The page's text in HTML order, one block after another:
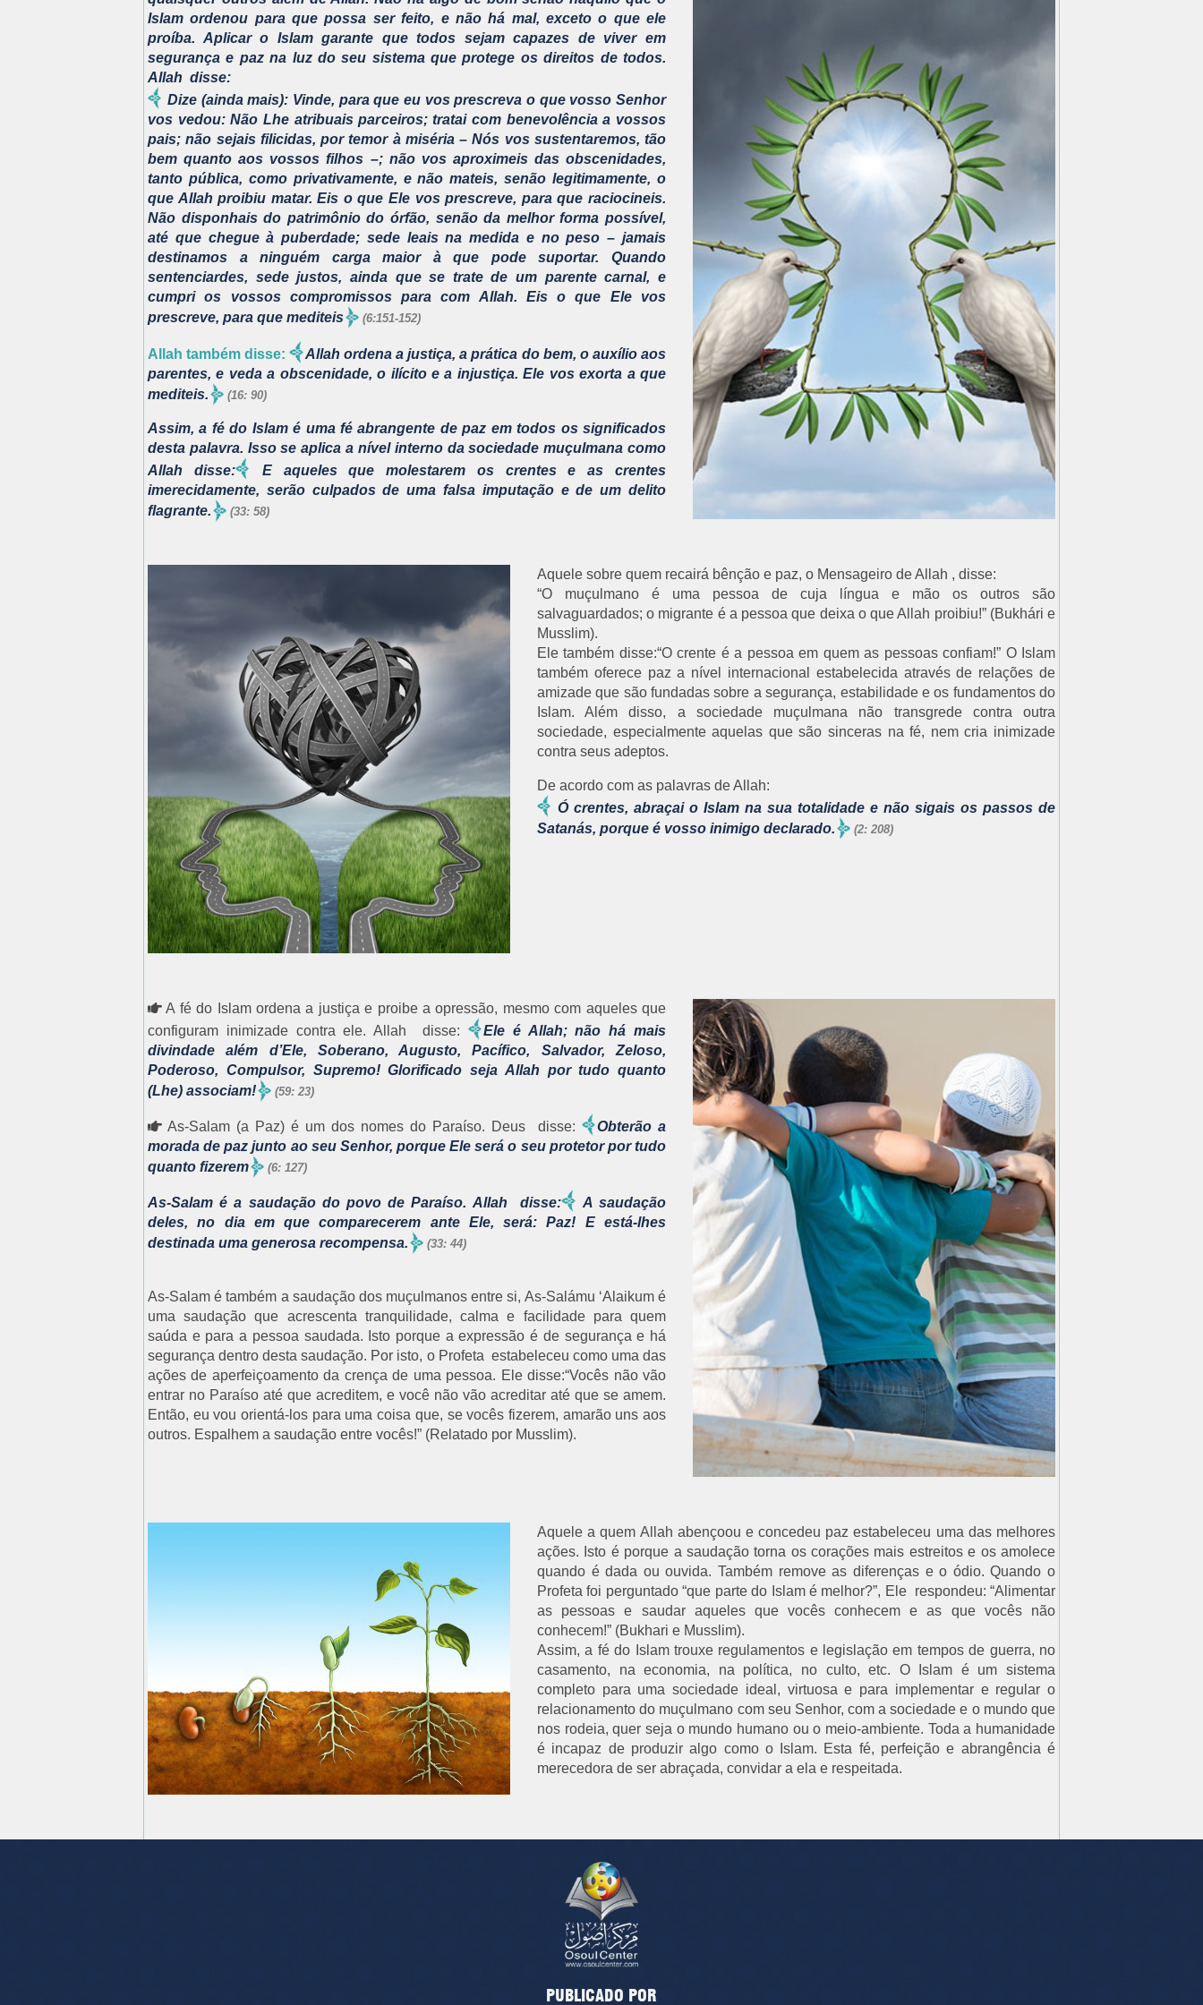
Islam ordenou para que possa ser feito, e não há mal, exceto o que ele
proíba. Aplicar o Islam garante que todos sejam capazes de viver em
segurança e paz na luz do seu sistema que protege os direitos de todos.
Allah disse:
Dize (ainda mais): Vinde, para que eu vos prescreva o que vosso Senhor
vos vedou: Não Lhe atribuais parceiros; tratai com benevolência a vossos
pais; não sejais filicidas, por temor à miséria – Nós vos sustentaremos, tão
bem quanto aos vossos filhos –; não vos aproximeis das obscenidades,
tanto pública, como privativamente, e não mateis, senão legitimamente, o
que Allah proibiu matar. Eis o que Ele vos prescreve, para que raciocineis.
Não disponhais do patrimônio do órfão, senão da melhor forma possível,
até que chegue à puberdade; sede leais na medida e no peso – jamais
destinamos a ninguém carga maior à que pode suportar. Quando
sentenciardes, sede justos, ainda que se trate de um parente carnal, e
cumpri os vossos compromissos para com Allah. Eis o que Ele vos
prescreve, para que mediteis
(6:151-152)
Allah também disse:
Allah ordena a justiça, a prática do bem, o auxílio aos
parentes, e veda a obscenidade, o ilícito e a injustiça. Ele vos exorta a que
mediteis.
(16: 90)
Assim, a fé do Islam é uma fé abrangente de paz em todos os significados
desta palavra. Isso se aplica a nível interno da sociedade muçulmana como
Allah disse:
E aqueles que molestarem os crentes e as crentes
imerecidamente, serão culpados de uma falsa imputação e de um delito
flagrante.
(33: 58)
Aquele sobre quem recairá bênção e paz, o Mensageiro de Allah , disse:
“O muçulmano é uma pessoa de cuja língua e mão os outros são
salvaguardados; o migrante é a pessoa que deixa o que Allah proibiu!” (Bukhári e
Musslim).
Ele também disse:“O crente é a pessoa em quem as pessoas confiam!” O Islam
também oferece paz a nível internacional estabelecida através de relações de
amizade que são fundadas sobre a segurança, estabilidade e os fundamentos do
Islam. Além disso, a sociedade muçulmana não transgrede contra outra
sociedade, especialmente aquelas que são sinceras na fé, nem cria inimizade
contra seus adeptos.
De acordo com as palavras de Allah:
Ó crentes, abraçai o Islam na sua totalidade e não sigais os passos de
Satanás, porque é vosso inimigo declarado.
(2: 208)
A fé do Islam ordena a justiça e proibe a opressão, mesmo com aqueles que
configuram inimizade contra ele. Allah disse:
Ele é Allah; não há mais
divindade além d’Ele, Soberano, Augusto, Pacífico, Salvador, Zeloso,
Poderoso, Compulsor, Supremo! Glorificado seja Allah por tudo quanto
(Lhe) associam!
(59: 23)
As-Salam (a Paz) é um dos nomes do Paraíso. Deus disse:
Obterão a
morada de paz junto ao seu Senhor, porque Ele será o seu protetor por tudo
quanto fizerem
(6: 127)
As-Salam é a saudação do povo de Paraíso. Allah disse:
A saudação
deles, no dia em que comparecerem ante Ele, será: Paz! E está-lhes
destinada uma generosa recompensa.
(33: 44)
As-Salam é também a saudação dos muçulmanos entre si, As-Salámu ‘Alaikum é
uma saudação que acrescenta tranquilidade, calma e facilidade para quem
saúda e para a pessoa saudada. Isto porque a expressão é de segurança e há
segurança dentro desta saudação. Por isto, o Profeta estabeleceu como uma das
ações de aperfeiçoamento da crença de uma pessoa. Ele disse:“Vocês não vão
entrar no Paraíso até que acreditem, e você não vão acreditar até que se amem.
Então, eu vou orientá-los para uma coisa que, se vocês fizerem, amarão uns aos
outros. Espalhem a saudação entre vocês!” (Relatado por Musslim).
Aquele a quem Allah abençoou e concedeu paz estabeleceu uma das melhores
ações. Isto é porque a saudação torna os corações mais estreitos e os amolece
quando é dada ou ouvida. Também remove as diferenças e o ódio. Quando o
Profeta foi perguntado “que parte do Islam é melhor?”, Ele respondeu: “Alimentar
as pessoas e saudar aqueles que vocês conhecem e as que vocês não
conhecem!” (Bukhari e Musslim).
Assim, a fé do Islam trouxe regulamentos e legislação em tempos de guerra, no
casamento, na economia, na política, no culto, etc. O Islam é um sistema
completo para uma sociedade ideal, virtuosa e para implementar e regular o
relacionamento do muçulmano com seu Senhor, com a sociedade e o mundo que
nos rodeia, quer seja o mundo humano ou o meio-ambiente. Toda a humanidade
é incapaz de produzir algo como o Islam. Esta fé, perfeição e abrangência é
merecedora de ser abraçada, convidar a ela e respeitada.
PUBLICADO POR